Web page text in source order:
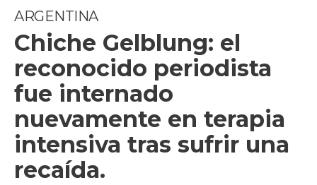
ARGENTINA
Chiche Gelblung: el
reconocido periodista
fue internado
nuevamente en terapia
intensiva tras sufrir una
recaída.